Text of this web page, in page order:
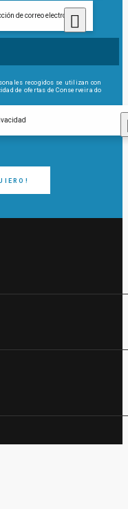
de correo electrónico
recogidos se utilizan con
de ofertas de Conserveira do